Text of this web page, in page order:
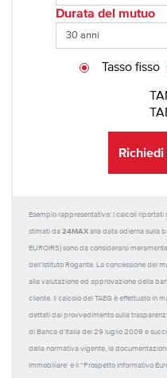
Durata del mutuo
Tasso fisso
Esempio rappresentativo: I calcoli riportati
stimati da 24MAX alla data odierna sulla
EUROIRS) sono da considerarsi
dell'Istituto Rogante. La concessione del
alla valutazione ed approvazione della
cliente. Il calcolo del TAEG è effettuato in
dettati dal provvedimento sulla
di Banca d'Italia del 29 luglio 2009 e
della normativa vigente, la
Immobiliare' e il “Prospetto Informativo